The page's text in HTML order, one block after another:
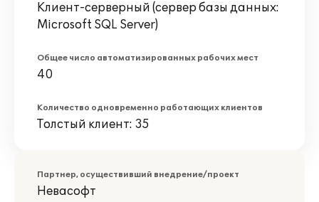
Клиент-серверный (сервер базы данных:
Microsoft SQL Server)
Общее число автоматизированных рабочих мест
40
Количество одновременно работающих клиентов
Толстый клиент: 35
Партнер, осуществивший внедрение/проект
Невасофт